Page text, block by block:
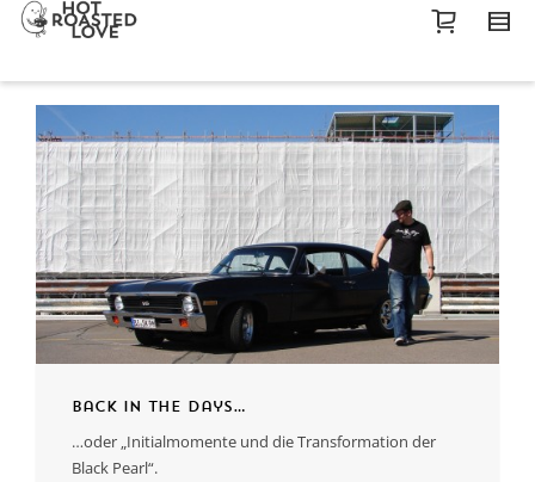
Back in the days…
…oder „Initialmomente und die Transformation der
Black Pearl“.